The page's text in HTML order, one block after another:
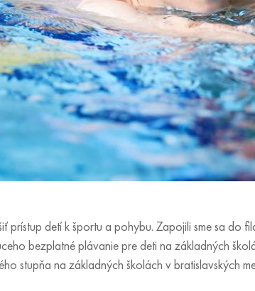
prístup detí k športu a pohybu. Zapojili sme sa do
bezplatné plávanie pre deti na základných
stupňa na základných školách v bratislavských